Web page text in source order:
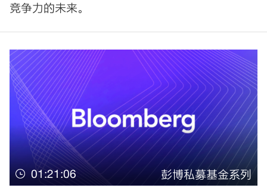
竞争力的未来。
01:21:06 彭博私募基金系列